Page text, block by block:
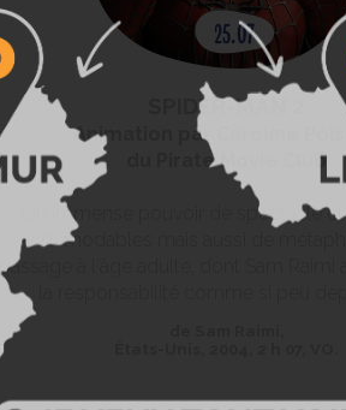
SPIDER-MAN 2
Animation par Caroline
du Pirate Movie Club
Un immense pouvoir de spectacle et
indémodables mais aussi de
passage à l'âge adulte, dont Sam Raimi